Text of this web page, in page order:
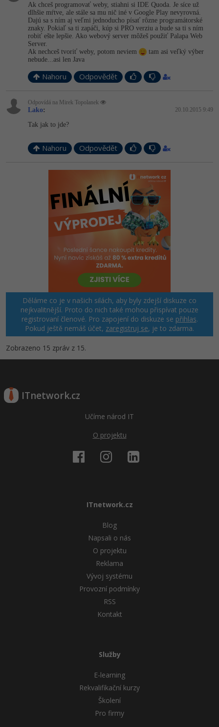
Ak chceš programovať weby, stiahni si IDE Quoda. Je síce už
dlhšie mŕtve, ale stále sa mu nič iné v Google Play nevyrovná.
Dajú sa s ním aj veľmi jednoducho písať rôzne programátorské
znaky. Pokiaľ sa ti zapáči, kúp si PRO verziu a bude sa ti s ním
robiť ešte lepšie. Ako webový server môžeš použiť Palapa Web
Server.
Ak nechceš tvoriť weby, potom neviem
tam asi veľký výber
nebude...asi len Java
Nahoru Odpovědět
Odpovídá na Mirek Topolanek
Lako: 20.10.2015 9:49
Tak jak to jde?
Nahoru Odpovědět
Děláme co je v našich silách, aby byly zdejší diskuze co
nejkvalitnější. Proto do nich také mohou přispívat pouze
registrovaní členové. Pro zapojení do diskuze se přihlas.
Pokud ještě nemáš účet, zaregistruj se, je to zdarma.
Zobrazeno 15 zpráv z 15.
ITnetwork.cz
Učíme národ IT
O projektu
ITnetwork.cz
Blog
Napsali o nás
O projektu
Reklama
Vývoj systému
Provozní podmínky
RSS
Kontakt
Služby
E-learning
Rekvalifikační kurzy
Školení
Pro firmy